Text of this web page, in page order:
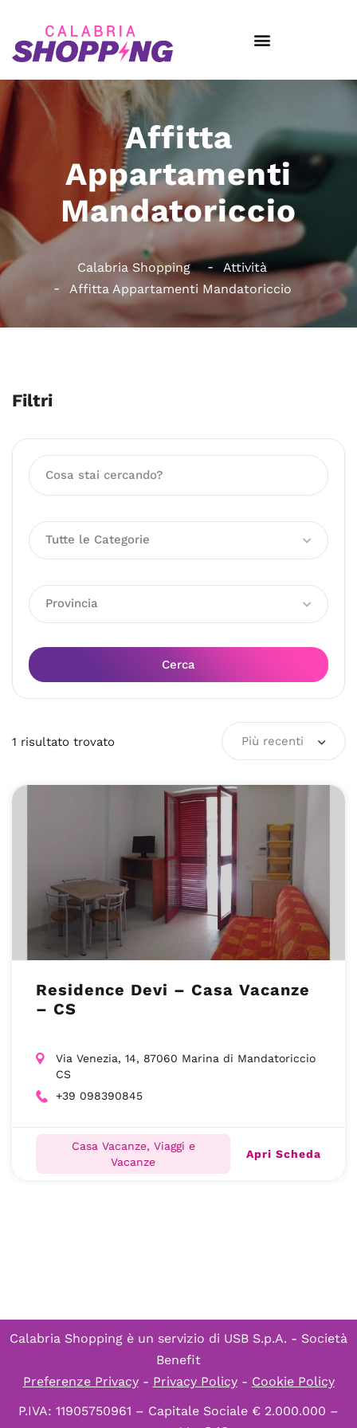
Affitta
Appartamenti
Mandatoriccio
Calabria Shopping
Attività
Affitta Appartamenti Mandatoriccio
Filtri
Tutte le Categorie
Provincia
Cerca
1 risultato trovato Più recenti
Residence Devi – Casa Vacanze
– CS
Via Venezia, 14, 87060 Marina di Mandatoriccio
CS
+39 098390845
Casa Vacanze, Viaggi e
Vacanze
Apri Scheda
Calabria Shopping è un servizio di USB S.p.A. - Società
Benefit
Preferenze Privacy- Privacy Policy- Cookie Policy
P.IVA: 11905750961 – Capitale Sociale € 2.000.000 –